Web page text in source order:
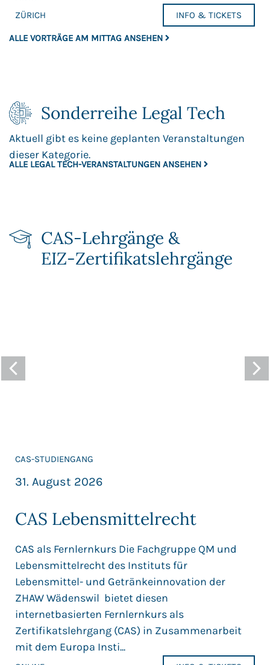
ALLE VORTRÄGE AM MITTAG ANSEHEN
ZÜRICH INFO & TICKETS
Sonderreihe Legal Tech
ALLE LEGAL TECH-VERANSTALTUNGEN ANSEHEN
Aktuell gibt es keine geplanten Veranstaltungen
dieser Kategorie.
CAS-Lehrgänge &
EIZ‑Zertifikats­lehrgänge
CAS-STUDIENGANG
31. August 2026
CAS Lebensmittelrecht
CAS als Fernlernkurs Die Fachgruppe QM und
Lebensmittelrecht des Instituts für
Lebensmittel- und Getränkeinnovation der
ZHAW Wädenswil bietet diesen
internetbasierten Fernlernkurs als
Zertifikatslehrgang (CAS) in Zusammenarbeit
mit dem Europa Insti...